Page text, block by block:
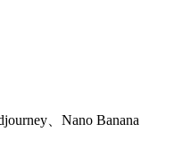
、Nano Banana